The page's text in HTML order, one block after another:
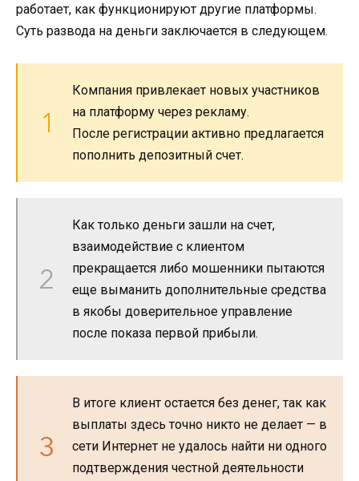
работает, как функционируют другие платформы.
Суть развода на деньги заключается в следующем.
Компания привлекает новых участников
на платформу через рекламу.
После регистрации активно предлагается
пополнить депозитный счет.
Как только деньги зашли на счет,
взаимодействие с клиентом
прекращается либо мошенники пытаются
еще выманить дополнительные средства
в якобы доверительное управление
после показа первой прибыли.
В итоге клиент остается без денег, так как
выплаты здесь точно никто не делает — в
сети Интернет не удалось найти ни одного
подтверждения честной деятельности